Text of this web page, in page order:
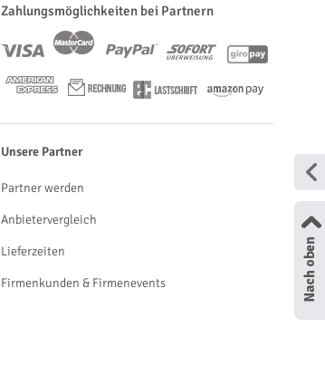
Zahlungsmöglichkeiten bei Partnern
Unsere Partner
Partner werden
Anbietervergleich
Lieferzeiten
Firmenkunden & Firmenevents